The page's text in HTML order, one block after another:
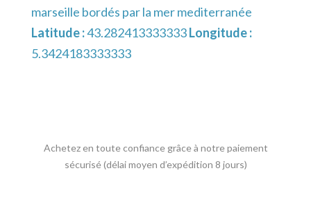
marseille bordés par la mer mediterranée
Latitude :43.282413333333Longitude :
5.3424183333333
Achetez en toute confiance grâce à notre paiement
sécurisé (délai moyen d’expédition 8 jours)